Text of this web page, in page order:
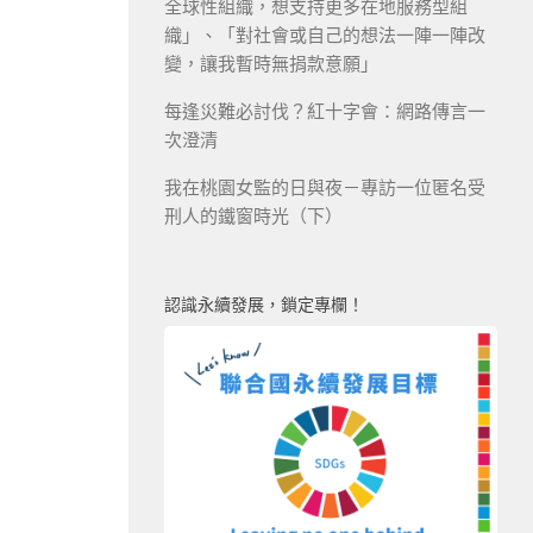
全球性組織，想支持更多在地服務型組
織」、「對社會或自己的想法一陣一陣改
變，讓我暫時無捐款意願」
每逢災難必討伐？紅十字會：網路傳言一
次澄清
我在桃園女監的日與夜－專訪一位匿名受
刑人的鐵窗時光（下）
認識永續發展，鎖定專欄！